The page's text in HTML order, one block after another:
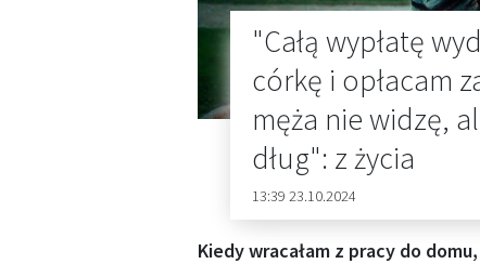
"Całą wypłatę
córkę i opłacam
męża nie widzę,
dług": z życia
13:39 23.10.2024
Kiedy wracałam z pracy do